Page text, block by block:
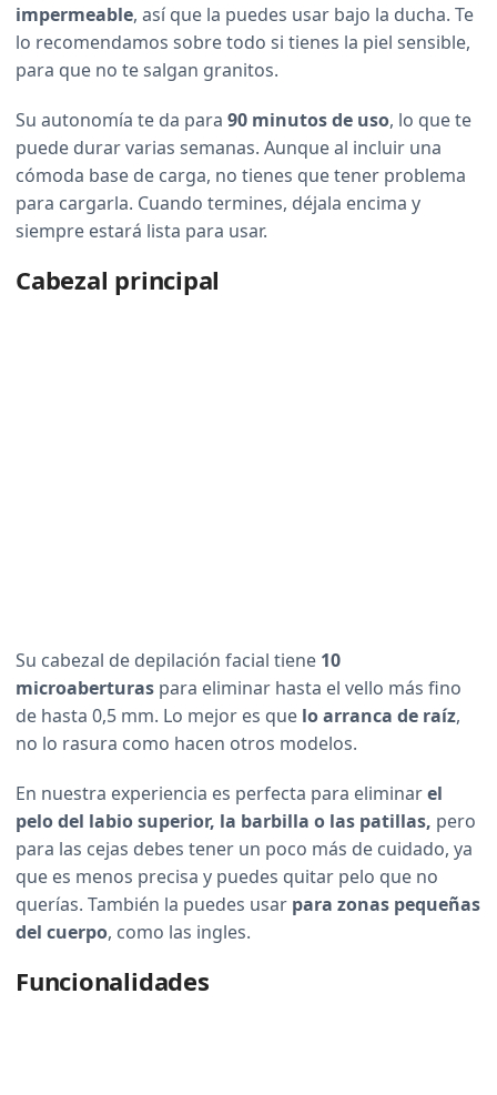
impermeable, así que la puedes usar bajo la ducha. Te
lo recomendamos sobre todo si tienes la piel sensible,
para que no te salgan granitos.
Su autonomía te da para 90 minutos de uso, lo que te
puede durar varias semanas. Aunque al incluir una
cómoda base de carga, no tienes que tener problema
para cargarla. Cuando termines, déjala encima y
siempre estará lista para usar.
Cabezal principal
Su cabezal de depilación facial tiene 10
microaberturas para eliminar hasta el vello más fino
de hasta 0,5 mm. Lo mejor es que lo arranca de raíz,
no lo rasura como hacen otros modelos.
En nuestra experiencia es perfecta para eliminarel
pelo del labio superior, la barbilla o las patillas, pero
para las cejas debes tener un poco más de cuidado, ya
que es menos precisa y puedes quitar pelo que no
querías. También la puedes usar para zonas pequeñas
del cuerpo, como las ingles.
Funcionalidades